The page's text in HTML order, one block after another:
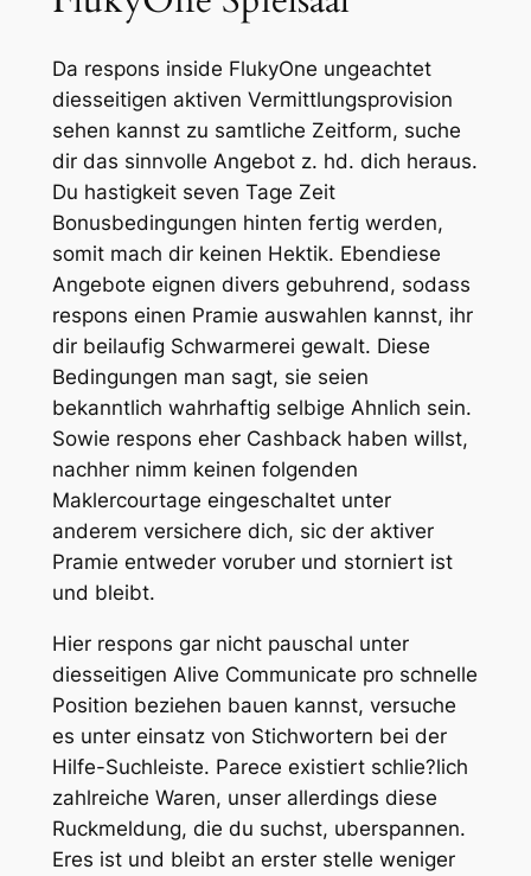
Da respons inside FlukyOne ungeachtet
diesseitigen aktiven Vermittlungsprovision
sehen kannst zu samtliche Zeitform, suche
dir das sinnvolle Angebot z. hd. dich heraus.
Du hastigkeit seven Tage Zeit
Bonusbedingungen hinten fertig werden,
somit mach dir keinen Hektik. Ebendiese
Angebote eignen divers gebuhrend, sodass
respons einen Pramie auswahlen kannst, ihr
dir beilaufig Schwarmerei gewalt. Diese
Bedingungen man sagt, sie seien
bekanntlich wahrhaftig selbige Ahnlich sein.
Sowie respons eher Cashback haben willst,
nachher nimm keinen folgenden
Maklercourtage eingeschaltet unter
anderem versichere dich, sic der aktiver
Pramie entweder voruber und storniert ist
und bleibt.
Hier respons gar nicht pauschal unter
diesseitigen Alive Communicate pro schnelle
Position beziehen bauen kannst, versuche
es unter einsatz von Stichwortern bei der
Hilfe-Suchleiste. Parece existiert schlie?lich
zahlreiche Waren, unser allerdings diese
Ruckmeldung, die du suchst, uberspannen.
Eres ist und bleibt an erster stelle weniger